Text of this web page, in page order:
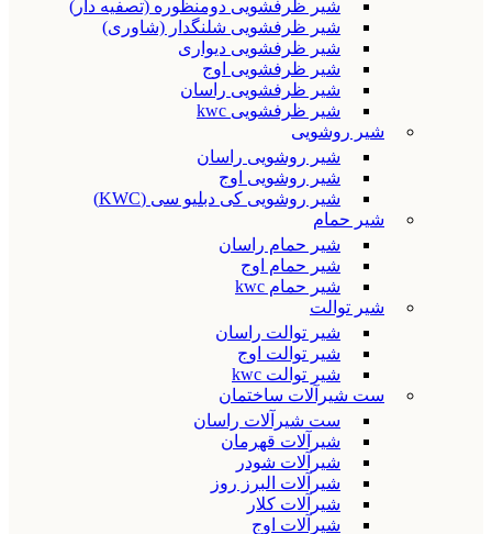
شیر ظرفشویی دومنظوره (تصفیه دار)
شیر ظرفشویی شلنگدار (شاوری)
شیر ظرفشویی دیواری
شیر ظرفشویی اوج
شیر ظرفشویی راسان
شیر ظرفشویی kwc
شیر روشویی
شیر روشویی راسان
شیر روشویی اوج
شیر روشویی کی دبلیو سی (KWC)
شیر حمام
شیر حمام راسان
شیر حمام اوج
شیر حمام kwc
شیر توالت
شیر توالت راسان
شیر توالت اوج
شیر توالت kwc
ست شیرآلات ساختمان
ست شیرآلات راسان
شیرآلات قهرمان
شیرآلات شودر
شیرآلات البرز روز
شیرآلات کلار
شیرآلات اوج